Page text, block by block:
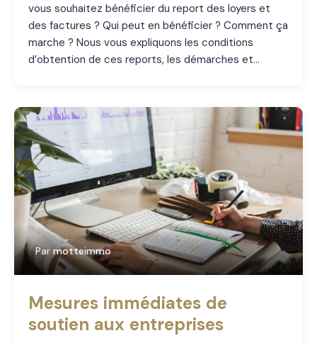
vous souhaitez bénéficier du report des loyers et
des factures ? Qui peut en bénéficier ? Comment ça
marche ? Nous vous expliquons les conditions
d’obtention de ces reports, les démarches et…
Par motteimmo
Mesures immédiates de
soutien aux entreprises